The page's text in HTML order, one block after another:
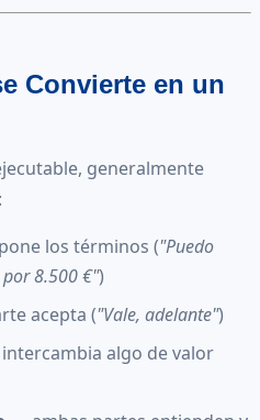
Convierte en un
generalmente
los términos ("Puedo
8.500 €")
acepta ("Vale, adelante")
algo de valor